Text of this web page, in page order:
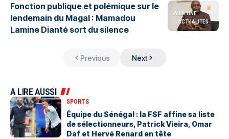
A LA UNE
ACTUALITES
Fonction publique et polémique sur le
lendemain du Magal : Mamadou
Lamine Dianté sort du silence
Previous Next
A LIRE AUSSI
SPORTS
Équipe du Sénégal : la FSF affine sa liste
de sélectionneurs, Patrick Vieira, Omar
Daf et Hervé Renard en tête